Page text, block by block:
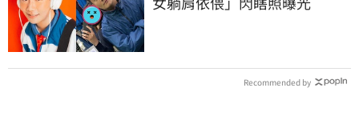
Recommended by